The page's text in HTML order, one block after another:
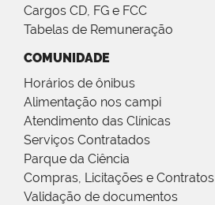
Cargos CD, FG e FCC
Tabelas de Remuneração
COMUNIDADE
Horários de ônibus
Alimentação nos campi
Atendimento das Clínicas
Serviços Contratados
Parque da Ciência
Compras, Licitações e Contratos
Validação de documentos